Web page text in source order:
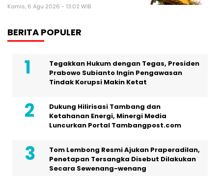
Kamis, 6 Agu 2026 - 13:02 WIB
BERITA POPULER
Tegakkan Hukum dengan Tegas, Presiden
Prabowo Subianto Ingin Pengawasan
Tindak Korupsi Makin Ketat
Dukung Hilirisasi Tambang dan
Ketahanan Energi, Minergi Media
Luncurkan Portal Tambangpost.com
Tom Lembong Resmi Ajukan Praperadilan,
Penetapan Tersangka Disebut Dilakukan
Secara Sewenang-wenang